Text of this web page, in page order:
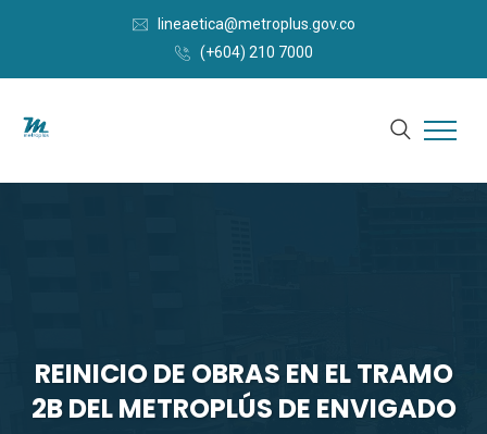
lineaetica@metroplus.gov.co
(+604) 210 7000
REINICIO DE OBRAS EN EL TRAMO
2B DEL METROPLÚS DE ENVIGADO